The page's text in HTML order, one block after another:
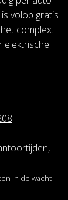
volop gratis
complex.
elektrische
in de wacht